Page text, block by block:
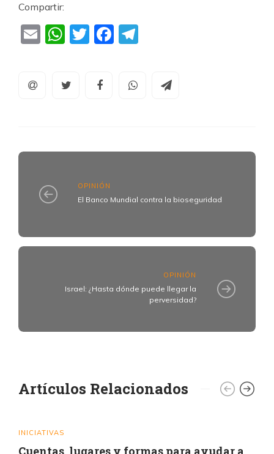
Compartir:
EmailWhatsApp
TwitterFacebook
OPINIÓN
El Banco Mundial contra la bioseguridad
OPINIÓN
Israel: ¿Hasta dónde puede llegar la
perversidad?
Artículos Relacionados
INICIATIVAS
Cuentas, lugares y formas para ayudar a